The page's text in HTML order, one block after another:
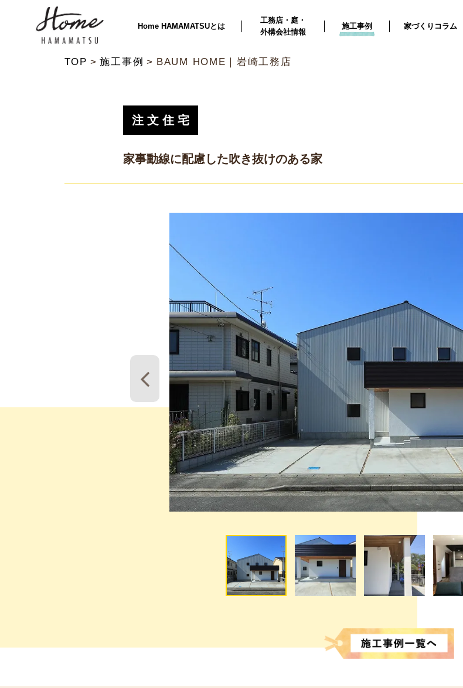
Home HAMAMATSUとは
工務店・庭・
外構会社情報
施工事例 家づくりコラム
TOP 施工事例 BAUM HOME｜岩崎工務店
注文住宅
家事動線に配慮した吹き抜けのある家